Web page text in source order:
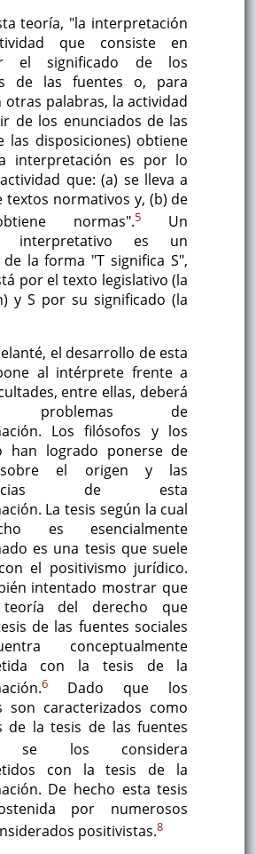
teoría, "la interpretación
que consiste en
el significado de los
de las fuentes o, para
otras palabras, la actividad
de los enunciados de las
las disposiciones) obtiene
interpretación es por lo
que: (a) se lleva a
textos normativos y, (b) de
normas".5
Un
interpretativo es un
la forma "T significa S",
por el texto legislativo (la
y S por su significado (la
el desarrollo de esta
al intérprete frente a
entre ellas, deberá
problemas de
Los filósofos y los
han logrado ponerse de
sobre el origen y las
de esta
La tesis según la cual
es esencialmente
es una tesis que suele
el positivismo jurídico.
intentado mostrar que
teoría del derecho que
de las fuentes sociales
conceptualmente
con la tesis de la
6Dado que los
son caracterizados como
de la tesis de las fuentes
se los considera
con la tesis de la
De hecho esta tesis
por numerosos
positivistas.8